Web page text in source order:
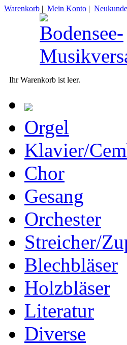
Warenkorb | Mein Konto |
Ihr Warenkorb ist leer.
Orgel
Klavier/
Chor
Gesang
Orchester
Streicher/
Blechbläser
Holzbläser
Literatur
Diverse